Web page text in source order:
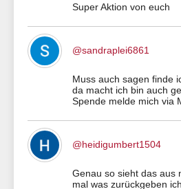
Super Aktion von euch
@sandraplei6861
Muss auch sagen finde
da macht ich bin auch
Spende melde mich via
@heidigumbert1504
Genau so sieht das aus
mal was zurückgeben